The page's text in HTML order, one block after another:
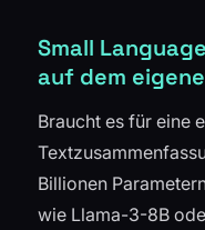
Small
auf dem
Braucht es für eine
Billionen
wie Llama-3-8B